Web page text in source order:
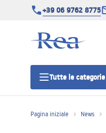
+39 06 9762 8775
Tutte le categorie
Pagina iniziale News